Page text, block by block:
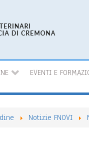
EVENTI E
Notizie FNOVI